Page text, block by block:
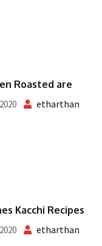
Roasted are
etharthan
Kacchi Recipes
etharthan